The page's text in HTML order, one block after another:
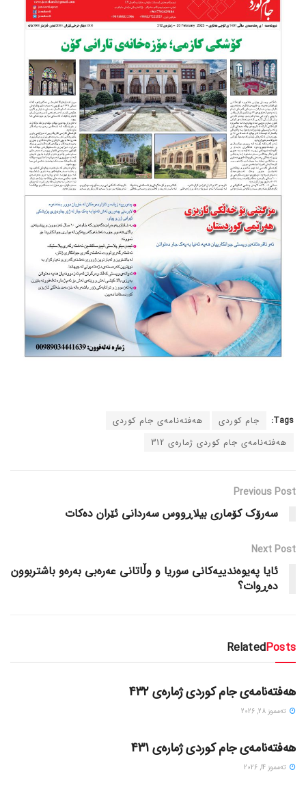
Tags: جام کوردی
هەفتەنامەی جام کوردی
هەفتەنامەی جام کوردی ژمارەی 312
Previous Post
سەرۆک کۆماری بیلاڕووس سەردانی ئێران دەکات
Next Post
ئایا پەیوەندییەکانی سوریا و وڵاتانی عەرەبی بەرەو باشتربوون
دەڕوات؟
RelatedPosts
گۆڤاره‌کان
هەفتەنامەی جام کوردی ژمارەی 432
ته‌مموز 28, 2026
هەفتەنامەی جام کوردی ژمارەی 431
ته‌مموز 14, 2026